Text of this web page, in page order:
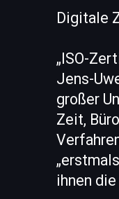
Digitale
„ISO-
Jens-
großer
Zeit,
ihnen